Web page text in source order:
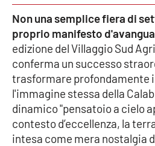
VIDEO
Ambiente
Cronaca
Cultura
Non una semplice fiera di
proprio manifesto
edizione del Villaggio Sud
conferma un successo
trasformare profondamente
l'immagine stessa della
dinamico "pensatoio a cielo
contesto d’eccellenza, la
intesa come mera nostalgia